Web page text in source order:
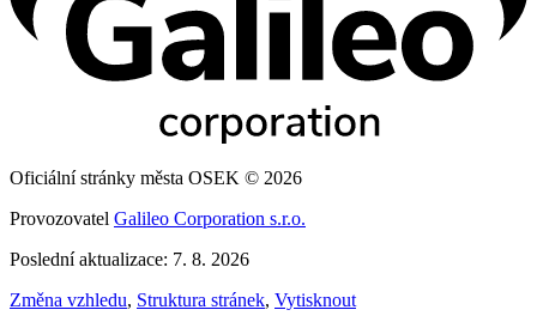
Oficiální stránky města OSEK © 2026
Provozovatel Galileo Corporation s.r.o.
Poslední aktualizace: 7. 8. 2026
Změna vzhledu, Struktura stránek, Vytisknout